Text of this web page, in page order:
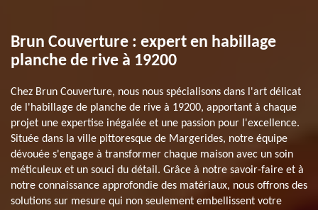
Brun Couverture : expert en habillage
planche de rive à 19200
Chez Brun Couverture, nous nous spécialisons dans l'art délicat
de l'habillage de planche de rive à 19200, apportant à chaque
projet une expertise inégalée et une passion pour l'excellence.
Située dans la ville pittoresque de Margerides, notre équipe
dévouée s'engage à transformer chaque maison avec un soin
méticuleux et un souci du détail. Grâce à notre savoir-faire et à
notre connaissance approfondie des matériaux, nous offrons des
solutions sur mesure qui non seulement embellissent votre